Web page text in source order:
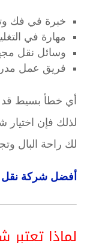
خبرة في فك
مهارة في
وسائل نقل
فريق عمل
أي خطأ بسيط قد
لذلك فإن
لك راحة البال
أفضل شركة
لماذا